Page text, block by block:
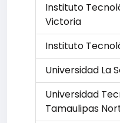
Instituto
Victoria
Instituto
Universidad La
Universidad
Tamaulipas